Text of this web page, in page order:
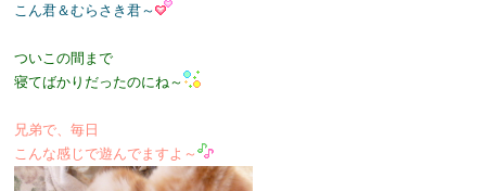
こん君＆むらさき君～
ついこの間まで
寝てばかりだったのにね～
兄弟で、毎日
こんな感じで遊んでますよ～